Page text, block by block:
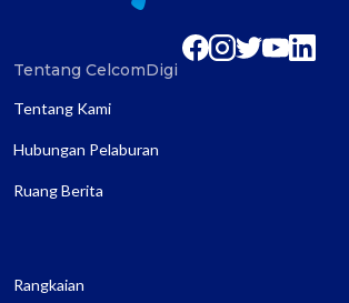
Tentang CelcomDigi
Tentang Kami
Hubungan Pelaburan
Ruang Berita
Rangkaian